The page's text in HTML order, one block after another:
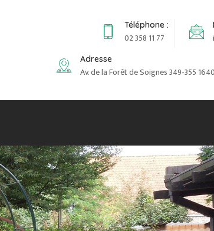
Téléphone :
02 358 11 77
Adresse
Av. de la Forêt de Soignes 349-355